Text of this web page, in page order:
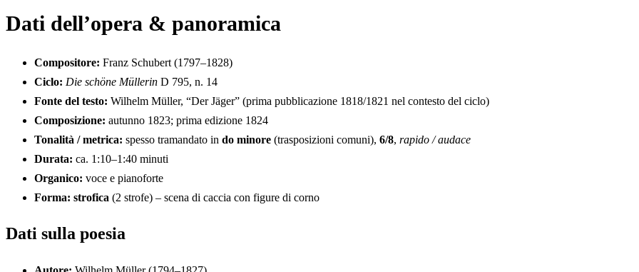
Dati dell’opera & panoramica
Compositore: Franz Schubert (1797–1828)
Ciclo: Die schöne Müllerin D 795, n. 14
Fonte del testo: Wilhelm Müller, “Der Jäger” (prima pubblicazione 1818/1821 nel contesto del ciclo)
Composizione: autunno 1823; prima edizione 1824
Tonalità / metrica: spesso tramandato in do minore (trasposizioni comuni), 6/8, rapido / audace
Durata: ca. 1:10–1:40 minuti
Organico: voce e pianoforte
Forma: strofica (2 strofe) – scena di caccia con figure di corno
Dati sulla poesia